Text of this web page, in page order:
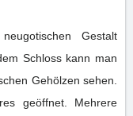
Gestalt
Schloss kann man
Gehölzen sehen.
geöffnet. Mehrere